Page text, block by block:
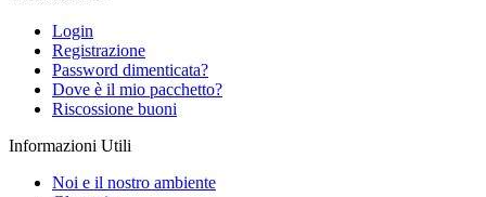
Login
Registrazione
Password dimenticata?
Dove è il mio pacchetto?
Riscossione buoni
Informazioni Utili
Noi e il nostro ambiente